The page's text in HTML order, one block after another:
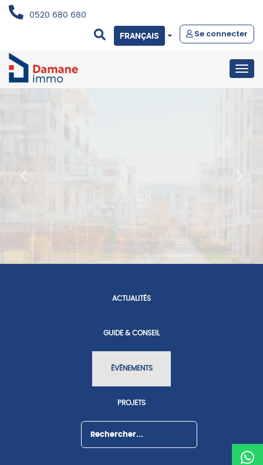
0520 680 680
Se connecter
FRANÇAIS
ACTUALITÉS
GUIDE & CONSEIL
ÉVÉNEMENTS
PROJETS